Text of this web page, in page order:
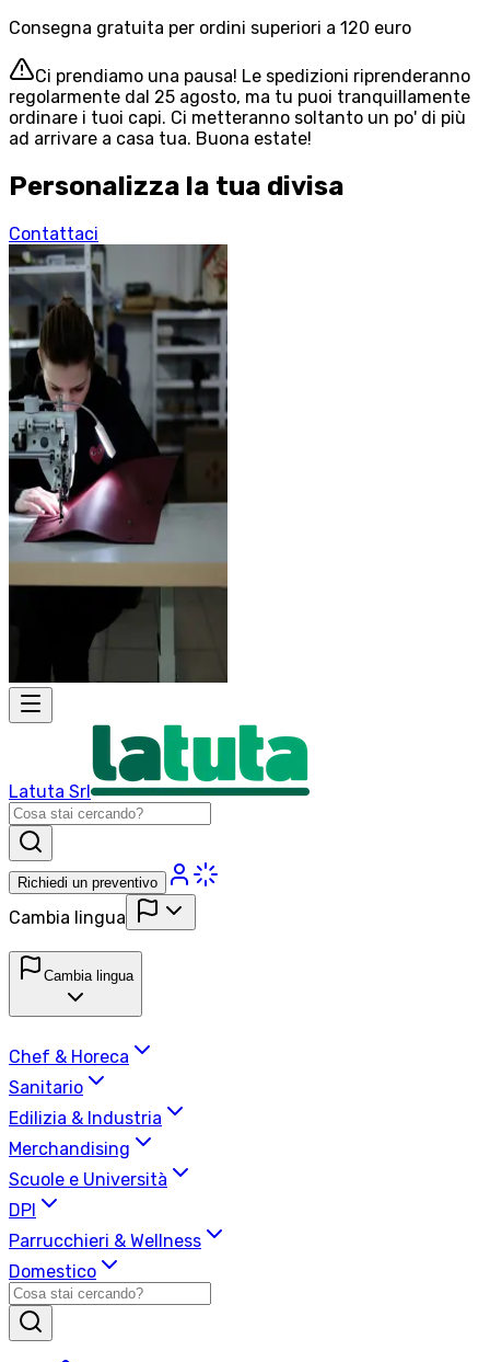
Consegna gratuita per ordini superiori a 120 euro
Ci prendiamo una pausa! Le spedizioni riprenderanno
regolarmente dal 25 agosto, ma tu puoi tranquillamente
ordinare i tuoi capi. Ci metteranno soltanto un po' di più
ad arrivare a casa tua. Buona estate!
Personalizza la tua divisa
Contattaci
Latuta Srl
Richiedi un preventivo
Cambia lingua
Cambia lingua
Chef & Horeca
Sanitario
Edilizia & Industria
Merchandising
Scuole e Università
DPI
Parrucchieri & Wellness
Domestico